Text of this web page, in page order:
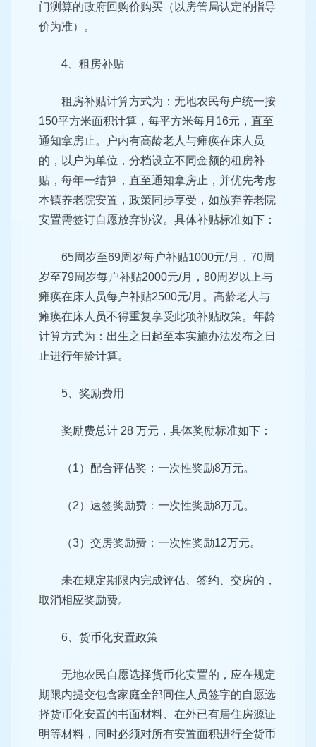
门测算的政府回购价购买（以房管局认定的指导
价为准）。
4、租房补贴
租房补贴计算方式为：无地农民每户统一按
150平方米面积计算，每平方米每月16元，直至
通知拿房止。户内有高龄老人与瘫痪在床人员
的，以户为单位，分档设立不同金额的租房补
贴，每年一结算，直至通知拿房止，并优先考虑
本镇养老院安置，政策同步享受，如放弃养老院
安置需签订自愿放弃协议。具体补贴标准如下：
65周岁至69周岁每户补贴1000元/月，70周
岁至79周岁每户补贴2000元/月，80周岁以上与
瘫痪在床人员每户补贴2500元/月。高龄老人与
瘫痪在床人员不得重复享受此项补贴政策。年龄
计算方式为：出生之日起至本实施办法发布之日
止进行年龄计算。
5、奖励费用
奖励费总计 28 万元，具体奖励标准如下：
（1）配合评估奖：一次性奖励8万元。
（2）速签奖励费：一次性奖励8万元。
（3）交房奖励费：一次性奖励12万元。
未在规定期限内完成评估、签约、交房的，
取消相应奖励费。
6、货币化安置政策
无地农民自愿选择货币化安置的，应在规定
期限内提交包含家庭全部同住人员签字的自愿选
择货币化安置的书面材料、在外已有居住房源证
明等材料，同时必须对所有安置面积进行全货币